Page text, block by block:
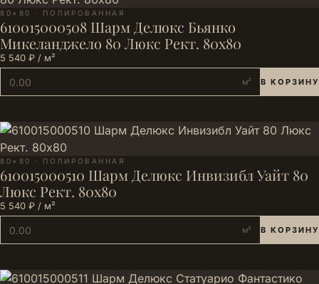
80×80 · ПОЛИРОВАННАЯ
610015000508 Шарм Делюкс Бьянко
Микеланджело 80 Люкс Рект. 80х80
5 540 ₽ / м²
м² В КОРЗИНУ
80×80 · ПОЛИРОВАННАЯ
610015000510 Шарм Делюкс Инвизибл Уайт 80
Люкс Рект. 80х80
5 540 ₽ / м²
м² В КОРЗИНУ